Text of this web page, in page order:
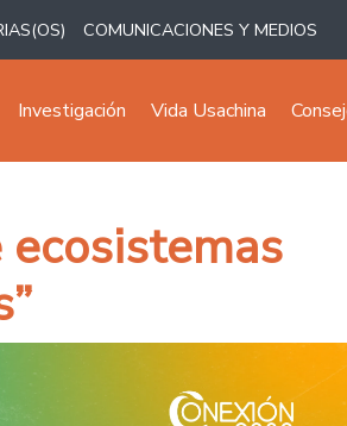
COMUNICACIONES Y MEDIOS
Investigación Vida Usachina